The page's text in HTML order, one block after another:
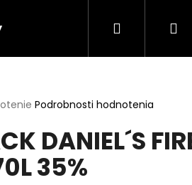
Doprava a platbyHľadať
Podrobnosti hodnotenia
DANIEL´S
35%